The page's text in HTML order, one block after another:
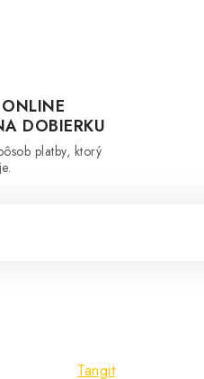
DOBIERKU
platby, ktorý
Tangit